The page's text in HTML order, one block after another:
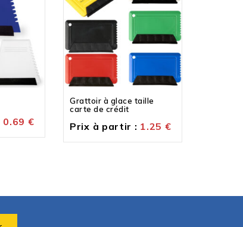
0.69 €
Grattoir à glace taille
carte de crédit
Prix à partir : 1.25 €